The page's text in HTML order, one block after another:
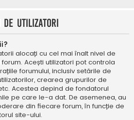
de utilizatori
alocați cu cel mai înalt nivel de
Acești utilizatori pot controla
forumului, inclusiv setările de
crearea grupurilor de
Acestea depind de fondatorul
pe care le-a dat. De asemenea, au
din fiecare forum, în funcție de
site-ului.